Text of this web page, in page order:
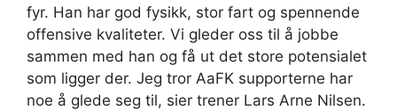
fyr. Han har god fysikk, stor fart og spennende
offensive kvaliteter. Vi gleder oss til å jobbe
sammen med han og få ut det store potensialet
som ligger der. Jeg tror AaFK supporterne har
noe å glede seg til, sier trener Lars Arne Nilsen.